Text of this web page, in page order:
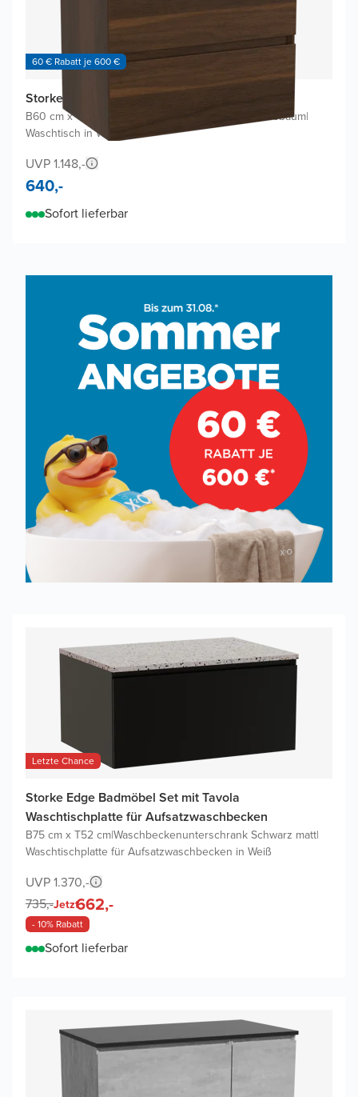
60 € Rabatt je 600 €
Storke Edge Badmöbel mit Diva Waschtisch
B60 cm x T40 cm Waschbeckenunterschrank Nussbaum|
Waschtisch in Weiß
UVP 1.148,-
640,-
Sofort lieferbar
Letzte Chance
Storke Edge Badmöbel Set mit Tavola
Waschtischplatte für Aufsatzwaschbecken
B75 cm x T52 cm|Waschbeckenunterschrank Schwarz matt|
Waschtischplatte für Aufsatzwaschbecken in Weiß
UVP 1.370,-
735,-Jetzt662,-
- 10% Rabatt
Sofort lieferbar